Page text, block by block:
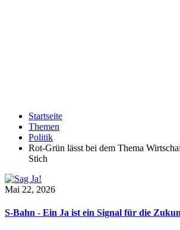
Startseite
Themen
Politik
Rot-Grün lässt bei dem Thema
Stich
Mai 22, 2026
S-Bahn - Ein Ja ist ein Signal für die